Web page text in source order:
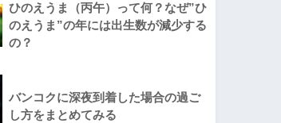
ひのえうま（丙午）って何？なぜ”ひ
のえうま”の年には出生数が減少する
の？
バンコクに深夜到着した場合の過ご
し方をまとめてみる